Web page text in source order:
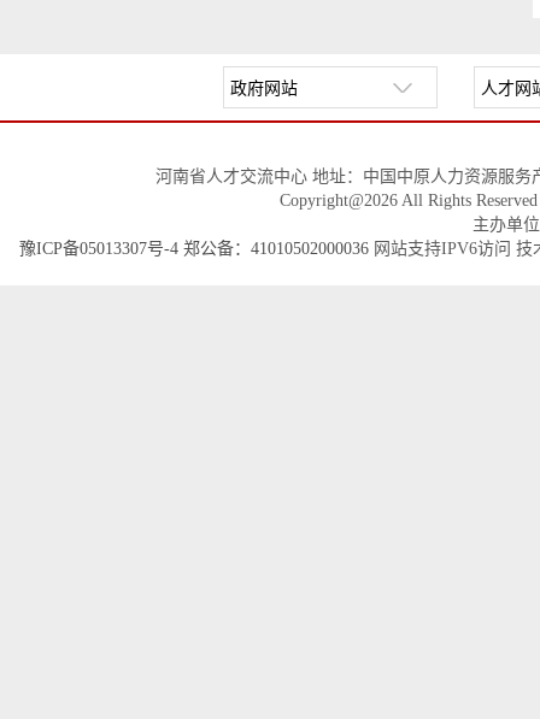
河南省人才交流中心 地址：中国中原人力资源服
Copyright@2026 All Rights
主办单
豫ICP备05013307号-4 郑公备：41010502000036 网站支持IPV6访问 技